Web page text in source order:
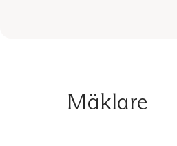
Mäklare